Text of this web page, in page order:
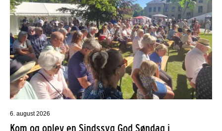
6. august 2026
Kom og oplev en Sindssyg God Søndag i